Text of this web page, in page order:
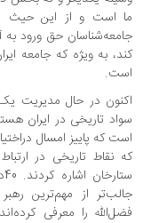
است و از این حیث یک
حق ورود به آن
به ویژه که جامعه ایران
در حال مدیریت یک رساله
تاریخی در ایران هستم.
که پاییز امسال دراختیار
ستارخان